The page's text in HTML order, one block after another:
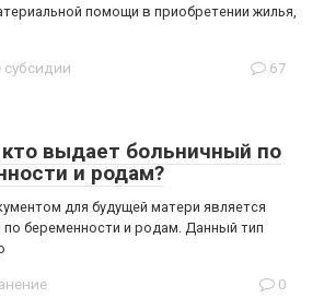
помощи в приобретении жилья,
67
кто выдает больничный по
и родам?
для будущей матери является
по беременности и родам. Данный тип
0